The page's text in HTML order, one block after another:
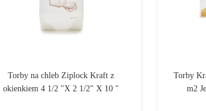
Torby na chleb Ziplock Kraft z
okienkiem 4 1/2 "X 2 1/2" X 10 "
Torby
m2